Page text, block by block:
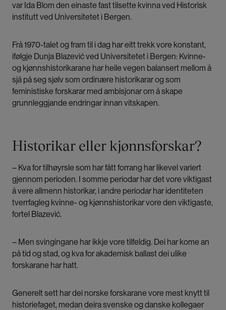
var Ida Blom den einaste fast tilsette kvinna ved Historisk
institutt ved Universitetet i Bergen.
Frå 1970-talet og fram til i dag har eitt trekk vore konstant,
ifølgje Dunja Blazević ved Universitetet i Bergen: Kvinne-
og kjønnshistorikarane har heile vegen balansert mellom å
sjå på seg sjølv som ordinære historikarar og som
feministiske forskarar med ambisjonar om å skape
grunnleggjande endringar innan vitskapen.
Historikar eller kjønnsforskar?
– Kva for tilhøyrsle som har fått forrang har likevel variert
gjennom perioden. I somme periodar har det vore viktigast
å vere allmenn historikar, i andre periodar har identiteten
tverrfagleg kvinne- og kjønnshistorikar vore den viktigaste,
fortel Blazević.
– Men svingingane har ikkje vore tilfeldig. Dei har kome an
på tid og stad, og kva for akademisk ballast dei ulike
forskarane har hatt.
Generelt sett har dei norske forskarane vore mest knytt til
historiefaget, medan deira svenske og danske kollegaer